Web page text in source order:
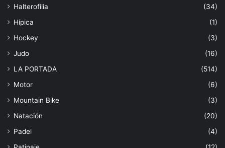
Halterofilia
(34)
Hípica
(1)
Hockey
(3)
Judo
(16)
LA PORTADA
(514)
Motor
(6)
Mountain Bike
(3)
Natación
(20)
Padel
(4)